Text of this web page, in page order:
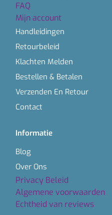
FAQ
Mijn account
Handleidingen
Retourbeleid
Klachten Melden
Bestellen & Betalen
Verzenden En Retour
Contact
Informatie
Blog
Over Ons
Privacy Beleid
Algemene voorwaarden
Echtheid van reviews